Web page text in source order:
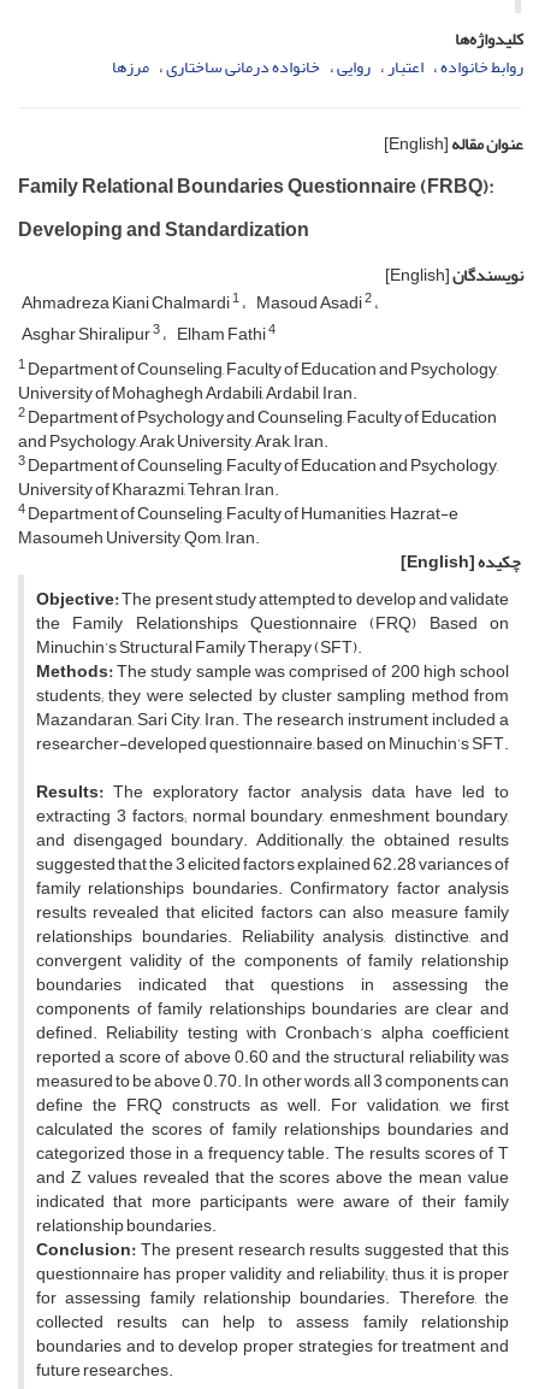
کلیدواژه‌ها
روابط خانواده اعتبار روایی خانواده درمانی ساختاری مرزها
عنوان مقاله[English]
Family Relational Boundaries Questionnaire (FRBQ):
Developing and Standardization
نویسندگان[English]
Ahmadreza Kiani Chalmardi1 Masoud Asadi2
Asghar Shiralipur3 Elham Fathi4
1Department of Counseling, Faculty of Education and Psychology,
University of Mohaghegh Ardabili, Ardabil, Iran.
2Department of Psychology and Counseling, Faculty of Education
and Psychology, Arak University, Arak, Iran.
3Department of Counseling, Faculty of Education and Psychology,
University of Kharazmi, Tehran, Iran.
4Department of Counseling, Faculty of Humanities, Hazrat-e
Masoumeh University, Qom, Iran.
چکیده[English]
Objective:The present study attempted to develop and validate
the Family Relationships Questionnaire (FRQ) Based on
Minuchin’s Structural Family Therapy (SFT).
Methods:The study sample was comprised of 200 high school
students; they were selected by cluster sampling method from
Mazandaran, Sari City, Iran. The research instrument included a
researcher-developed questionnaire, based on Minuchin’s SFT.
Results: The exploratory factor analysis data have led to
extracting 3 factors; normal boundary, enmeshment boundary,
and disengaged boundary. Additionally, the obtained results
suggested that the 3 elicited factors explained 62.28 variances of
family relationships boundaries. Confirmatory factor analysis
results revealed that elicited factors can also measure family
relationships boundaries. Reliability analysis, distinctive, and
convergent validity of the components of family relationship
boundaries indicated that questions in assessing the
components of family relationships boundaries are clear and
defined. Reliability testing with Cronbach’s alpha coefficient
reported a score of above 0.60 and the structural reliability was
measured to be above 0.70. In other words, all 3 components can
define the FRQ constructs as well. For validation, we first
calculated the scores of family relationships boundaries and
categorized those in a frequency table. The results scores of T
and Z values revealed that the scores above the mean value
indicated that more participants were aware of their family
relationship boundaries.
Conclusion:The present research results suggested that this
questionnaire has proper validity and reliability; thus, it is proper
for assessing family relationship boundaries. Therefore, the
collected results can help to assess family relationship
boundaries and to develop proper strategies for treatment and
future researches.